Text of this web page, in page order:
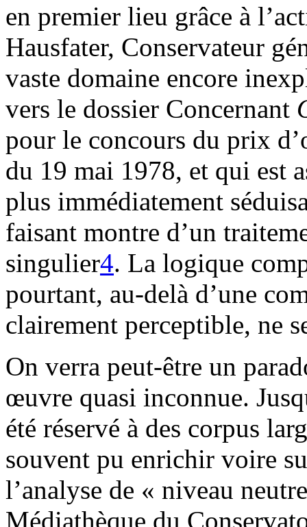
en premier lieu grâce à
Hausfater, Conservateur
vaste domaine encore
vers le dossier Concernant
pour le concours du prix
du 19 mai 1978, et qui est
plus immédiatement
faisant montre d’un
singulier4. La logique
pourtant, au-delà d’une
clairement perceptible, ne
On verra peut-être un
œuvre quasi inconnue.
été réservé à des corpus
souvent pu enrichir voire
l’analyse de « niveau
Médiathèque du